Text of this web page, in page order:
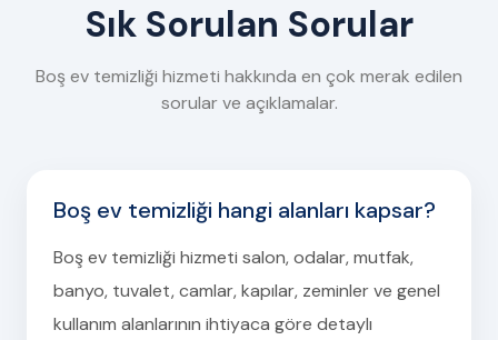
Sık Sorulan Sorular
Boş ev temizliği hizmeti hakkında en çok merak edilen
sorular ve açıklamalar.
Boş ev temizliği hangi alanları kapsar?
Boş ev temizliği hizmeti salon, odalar, mutfak,
banyo, tuvalet, camlar, kapılar, zeminler ve genel
kullanım alanlarının ihtiyaca göre detaylı